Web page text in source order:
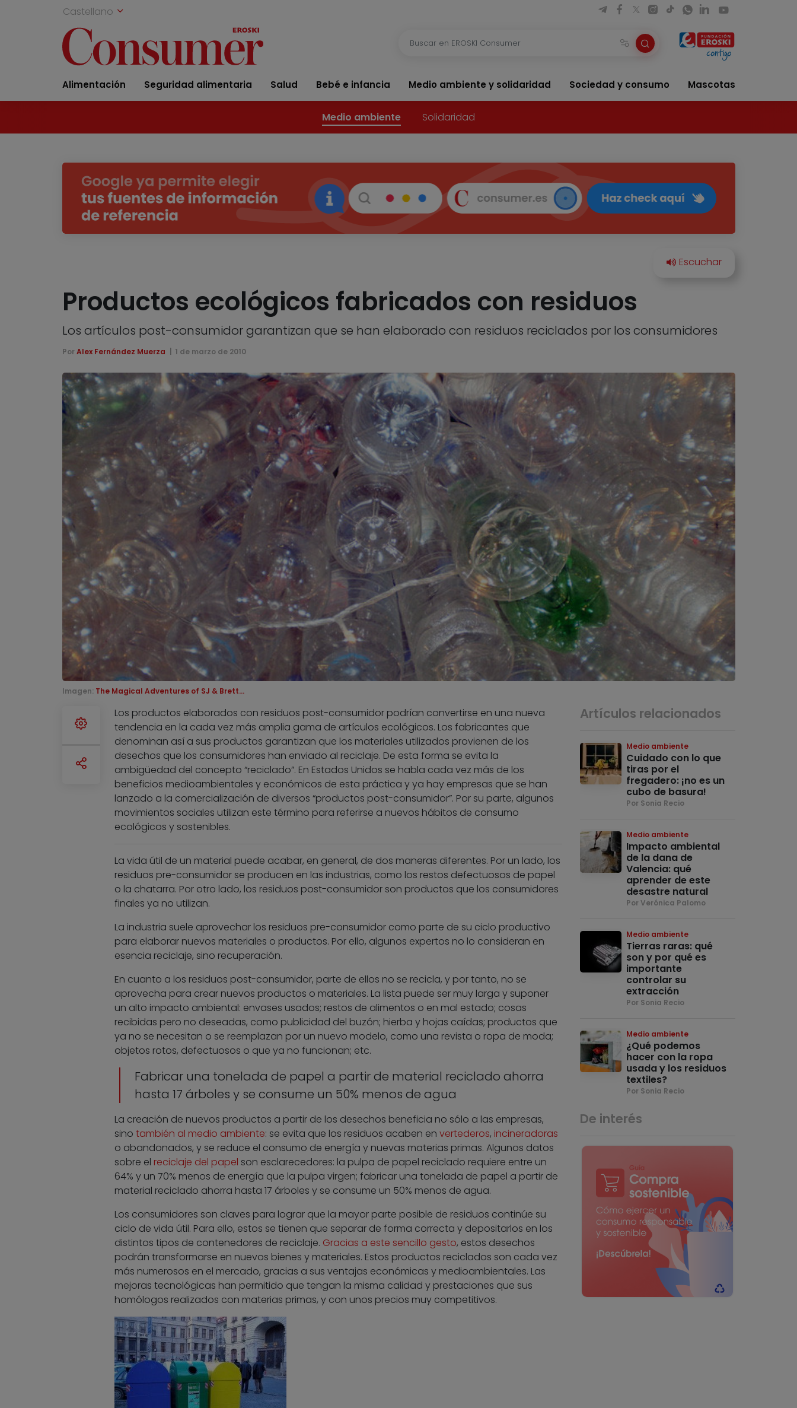
Castellano
Alimentación Seguridad alimentaria Salud Bebé e infancia Medio ambiente y solidaridad Sociedad y consumo Mascotas
Medio ambiente Solidaridad
Productos ecológicos fabricados con residuos
Los artículos post-consumidor garantizan que se han elaborado con residuos reciclados por los consumidores
Por Alex Fernández Muerza 1 de marzo de 2010
Imagen: The Magical Adventures of SJ & Brett...
Los productos elaborados con residuos post-consumidor podrían convertirse en una nueva
tendencia en la cada vez más amplia gama de artículos ecológicos. Los fabricantes que
denominan así a sus productos garantizan que los materiales utilizados provienen de los
desechos que los consumidores han enviado al reciclaje. De esta forma se evita la
ambigüedad del concepto “reciclado”. En Estados Unidos se habla cada vez más de los
beneficios medioambientales y económicos de esta práctica y ya hay empresas que se han
lanzado a la comercialización de diversos “productos post-consumidor”. Por su parte, algunos
movimientos sociales utilizan este término para referirse a nuevos hábitos de consumo
ecológicos y sostenibles.
La vida útil de un material puede acabar, en general, de dos maneras diferentes. Por un lado, los
residuos pre-consumidor se producen en las industrias, como los restos defectuosos de papel
o la chatarra. Por otro lado, los residuos post-consumidor son productos que los consumidores
finales ya no utilizan.
La industria suele aprovechar los residuos pre-consumidor como parte de su ciclo productivo
para elaborar nuevos materiales o productos. Por ello, algunos expertos no lo consideran en
esencia reciclaje, sino recuperación.
En cuanto a los residuos post-consumidor, parte de ellos no se recicla, y por tanto, no se
aprovecha para crear nuevos productos o materiales. La lista puede ser muy larga y suponer
un alto impacto ambiental: envases usados; restos de alimentos o en mal estado; cosas
recibidas pero no deseadas, como publicidad del buzón; hierba y hojas caídas; productos que
ya no se necesitan o se reemplazan por un nuevo modelo, como una revista o ropa de moda;
objetos rotos, defectuosos o que ya no funcionan; etc.
Fabricar una tonelada de papel a partir de material reciclado ahorra
hasta 17 árboles y se consume un 50% menos de agua
La creación de nuevos productos a partir de los desechos beneficia no sólo a las empresas,
sino también al medio ambiente: se evita que los residuos acaben en vertederos, incineradoras
o abandonados, y se reduce el consumo de energía y nuevas materias primas. Algunos datos
sobre el reciclaje del papel son esclarecedores: la pulpa de papel reciclado requiere entre un
64% y un 70% menos de energía que la pulpa virgen; fabricar una tonelada de papel a partir de
material reciclado ahorra hasta 17 árboles y se consume un 50% menos de agua.
Los consumidores son claves para lograr que la mayor parte posible de residuos continúe su
ciclo de vida útil. Para ello, estos se tienen que separar de forma correcta y depositarlos en los
distintos tipos de contenedores de reciclaje. Gracias a este sencillo gesto, estos desechos
podrán transformarse en nuevos bienes y materiales. Estos productos reciclados son cada vez
más numerosos en el mercado, gracias a sus ventajas económicas y medioambientales. Las
mejoras tecnológicas han permitido que tengan la misma calidad y prestaciones que sus
homólogos realizados con materias primas, y con unos precios muy competitivos.
Artículos relacionados
Medio ambiente
Cuidado con lo que
tiras por el
fregadero: ¡no es un
cubo de basura!
Por Sonia Recio
Medio ambiente
Impacto ambiental
de la dana de
Valencia: qué
aprender de este
desastre natural
Por Verónica Palomo
Medio ambiente
Tierras raras: qué
son y por qué es
importante
controlar su
extracción
Por Sonia Recio
Medio ambiente
¿Qué podemos
hacer con la ropa
usada y los residuos
textiles?
Por Sonia Recio
De interés